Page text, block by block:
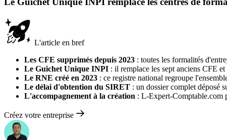
L'article en bref
Les CFE supprimés depuis 2023 : toutes les formalités
Le Guichet Unique INPI : il remplace les sept anciens CFE
Le RNE créé en 2023 : ce registre national regroupe
Le délai d'obtention du SIRET : un dossier complet déposé
L'accompagnement à la création : L-Expert-Comptable.com
Créez votre entreprise